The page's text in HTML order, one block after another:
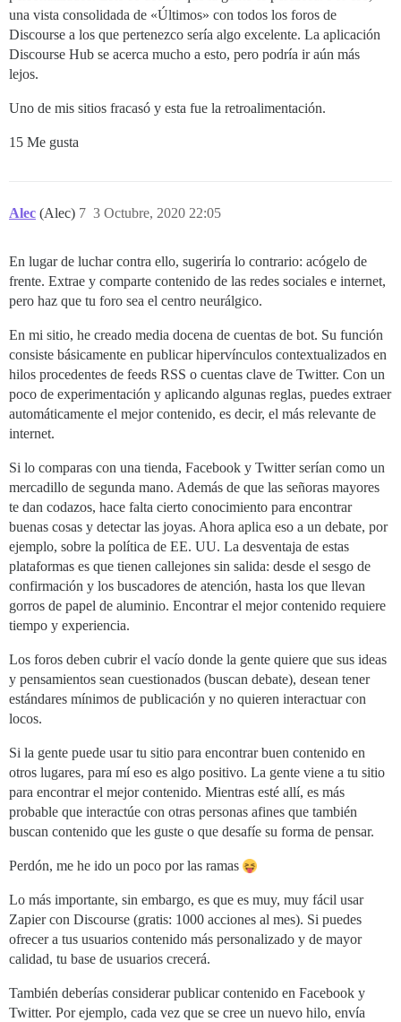
una vista consolidada de «Últimos» con todos los foros de
Discourse a los que pertenezco sería algo excelente. La aplicación
Discourse Hub se acerca mucho a esto, pero podría ir aún más
lejos.
Uno de mis sitios fracasó y esta fue la retroalimentación.
15 Me gusta
Alec (Alec) 3 Octubre, 2020 22:05
7
En lugar de luchar contra ello, sugeriría lo contrario: acógelo de
frente. Extrae y comparte contenido de las redes sociales e internet,
pero haz que tu foro sea el centro neurálgico.
En mi sitio, he creado media docena de cuentas de bot. Su función
consiste básicamente en publicar hipervínculos contextualizados en
hilos procedentes de feeds RSS o cuentas clave de Twitter. Con un
poco de experimentación y aplicando algunas reglas, puedes extraer
automáticamente el mejor contenido, es decir, el más relevante de
internet.
Si lo comparas con una tienda, Facebook y Twitter serían como un
mercadillo de segunda mano. Además de que las señoras mayores
te dan codazos, hace falta cierto conocimiento para encontrar
buenas cosas y detectar las joyas. Ahora aplica eso a un debate, por
ejemplo, sobre la política de EE. UU. La desventaja de estas
plataformas es que tienen callejones sin salida: desde el sesgo de
confirmación y los buscadores de atención, hasta los que llevan
gorros de papel de aluminio. Encontrar el mejor contenido requiere
tiempo y experiencia.
Los foros deben cubrir el vacío donde la gente quiere que sus ideas
y pensamientos sean cuestionados (buscan debate), desean tener
estándares mínimos de publicación y no quieren interactuar con
locos.
Si la gente puede usar tu sitio para encontrar buen contenido en
otros lugares, para mí eso es algo positivo. La gente viene a tu sitio
para encontrar el mejor contenido. Mientras esté allí, es más
probable que interactúe con otras personas afines que también
buscan contenido que les guste o que desafíe su forma de pensar.
Perdón, me he ido un poco por las ramas
Lo más importante, sin embargo, es que es muy, muy fácil usar
Zapier con Discourse (gratis: 1000 acciones al mes). Si puedes
ofrecer a tus usuarios contenido más personalizado y de mayor
calidad, tu base de usuarios crecerá.
También deberías considerar publicar contenido en Facebook y
Twitter. Por ejemplo, cada vez que se cree un nuevo hilo, envía